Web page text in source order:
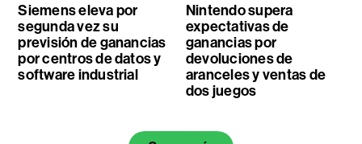
Siemens eleva por
segunda vez su
previsión de ganancias
por centros de datos y
software industrial
Nintendo supera
expectativas de
ganancias por
devoluciones de
aranceles y ventas de
dos juegos